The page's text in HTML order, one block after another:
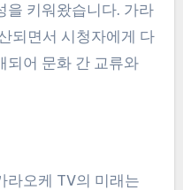
을 키워왔습니다. 가라
되면서 시청자에게 다
되어 문화 간 교류와
라오케 TV의 미래는